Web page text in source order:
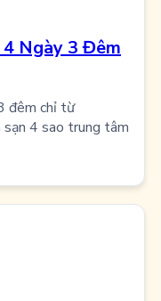
Ngày 3 Đêm
đêm chỉ từ
4 sao trung tâm